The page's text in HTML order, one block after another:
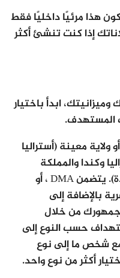
هذا مرئيًا داخليًا فقط
إذا كنت تنشئ أكثر
ابدأ باختيار
المستهدف.
معينة (أستراليا
وكندا والمملكة
المتحدة) أو DMA (الولايات المتحدة). يتضمن DMA ، أو
بالإضافة إلى
من خلال
حسب النوع إلى
شخص ما إلى نوع
أكثر من نوع واحد.